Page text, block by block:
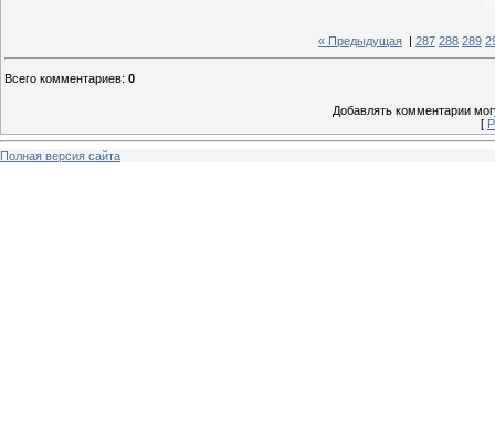
« Предыдущая 287 288 289
Всего комментариев: 0
Добавлять комментарии
[
Полная версия сайта